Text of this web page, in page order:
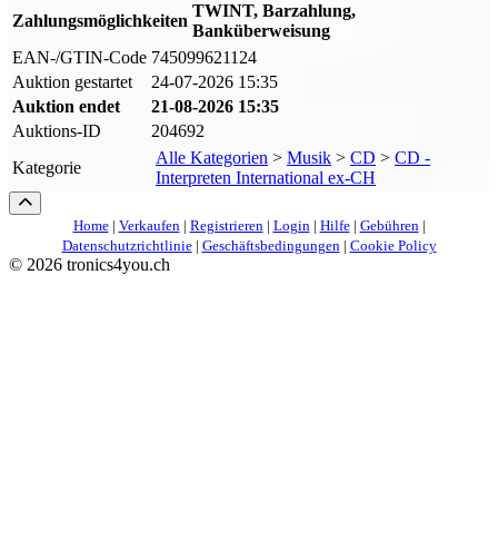
Zahlungsmöglichkeiten
TWINT, Barzahlung,
Banküberweisung
EAN-/GTIN-Code 745099621124
Auktion gestartet
24-07-2026 15:35
Auktion endet
21-08-2026 15:35
Auktions-ID
204692
Kategorie
Alle Kategorien > Musik > CD > CD -
Interpreten International ex-CH
Home| Verkaufen| Registrieren| Login| Hilfe| Gebühren|
Datenschutzrichtlinie| Geschäftsbedingungen| Cookie Policy
© 2026 tronics4you.ch